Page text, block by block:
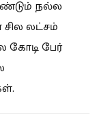
நல்ல
லட்சம்
கோடி பேர்